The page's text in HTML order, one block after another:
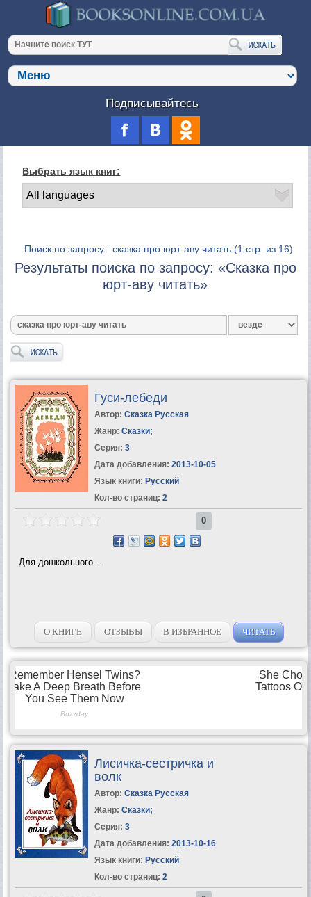
Подписывайтесь
Выбрать язык книг:
Поиск по запросу : сказка про юрт-аву читать (1 стр. из 16)
Результаты поиска по запросу: «Сказка про
юрт-аву читать»
Гуси-лебеди
Автор: Сказка Русская
Жанр: Сказки;
Серия: 3
Дата добавления: 2013-10-05
Язык книги: Русский
Кол-во страниц: 2
0
Для дошкольного...
О КНИГЕ ОТЗЫВЫ В ИЗБРАННОЕ ЧИТАТЬ
Лисичка-сестричка и
волк
Автор: Сказка Русская
Жанр: Сказки;
Серия: 3
Дата добавления: 2013-10-16
Язык книги: Русский
Кол-во страниц: 2